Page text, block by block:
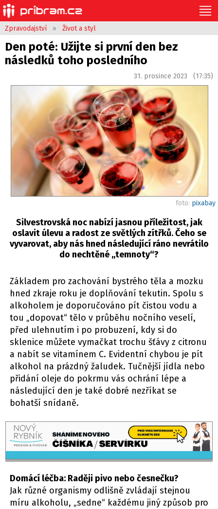
Zpravodajství » Život a styl
Den poté: Užijte si první den bez
následků toho posledního
31. prosince 2023 (17:35)
foto: pixabay
Silvestrovská noc nabízí jasnou příležitost, jak
oslavit úlevu a radost ze světlých zítřků. Čeho se
vyvarovat, aby nás hned následující ráno nevrátilo
do nechtěné „temnoty“?
Základem pro zachování bystrého těla a mozku
hned zkraje roku je doplňování tekutin. Spolu s
alkoholem je doporučováno pít čistou vodu a
tou „dopovat“ tělo v průběhu nočního veselí,
před ulehnutím i po probuzení, kdy si do
sklenice můžete vymačkat trochu šťávy z citronu
a nabít se vitamínem C. Evidentní chybou je pít
alkohol na prázdný žaludek. Tučnější jídla nebo
přidání oleje do pokrmu vás ochrání lépe a
následující den je také dobré nezříkat se
bohatší snídaně.
Domácí léčba: Raději pivo nebo česnečku?
Jak různé organismy odlišně zvládají stejnou
míru alkoholu, „sedne“ každému jiný způsob pro